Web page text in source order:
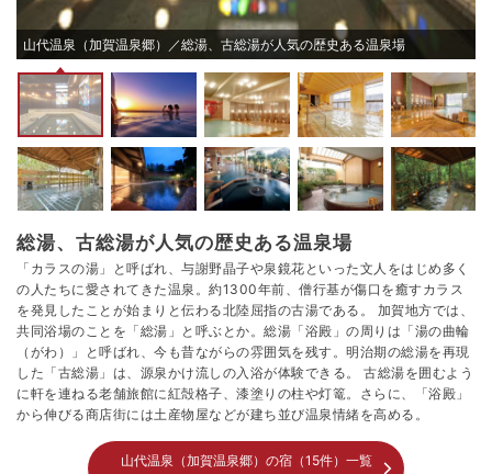
山代温泉（加賀温泉郷）／総湯、古総湯が人気の歴史ある温泉場
総湯、古総湯が人気の歴史ある温泉場
「カラスの湯」と呼ばれ、与謝野晶子や泉鏡花といった文人をはじめ多く
の人たちに愛されてきた温泉。約1300年前、僧行基が傷口を癒すカラス
を発見したことが始まりと伝わる北陸屈指の古湯である。 加賀地方では、
共同浴場のことを「総湯」と呼ぶとか。総湯「浴殿」の周りは「湯の曲輪
（がわ）」と呼ばれ、今も昔ながらの雰囲気を残す。明治期の総湯を再現
した「古総湯」は、源泉かけ流しの入浴が体験できる。 古総湯を囲むよう
に軒を連ねる老舗旅館に紅殻格子、漆塗りの柱や灯篭。さらに、「浴殿」
から伸びる商店街には土産物屋などが建ち並び温泉情緒を高める。
山代温泉（加賀温泉郷）の宿（15件）一覧